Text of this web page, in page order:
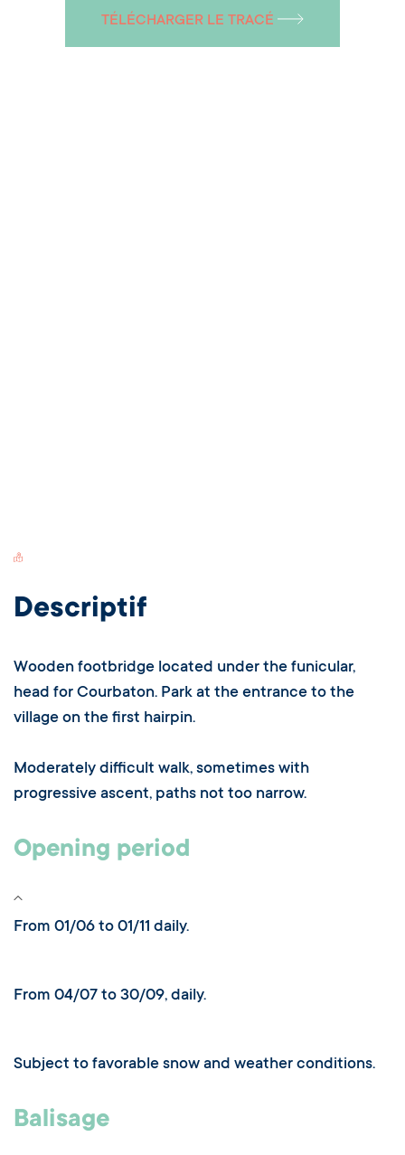
TÉLÉCHARGER LE TRACÉ
Switch Carte/Photos
Descriptif
Wooden footbridge located under the funicular,
head for Courbaton. Park at the entrance to the
village on the first hairpin.
Moderately difficult walk, sometimes with
progressive ascent, paths not too narrow.
Opening period
From 01/06 to 01/11 daily.
From 04/07 to 30/09, daily.
Subject to favorable snow and weather conditions.
Balisage